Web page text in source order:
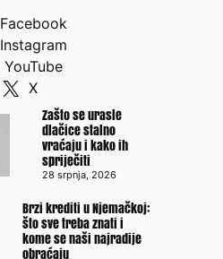
Facebook
Instagram
YouTube
X
Zašto se urasle
dlačice stalno
vraćaju i kako ih
spriječiti
28 srpnja, 2026
Brzi krediti u Njemačkoj:
što sve treba znati i
kome se naši najradije
obraćaju